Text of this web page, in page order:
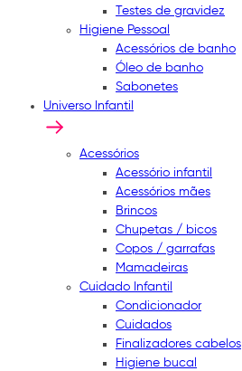
Testes de gravidez
Higiene Pessoal
Acessórios de banho
Óleo de banho
Sabonetes
Universo Infantil
Acessórios
Acessório infantil
Acessórios mães
Brincos
Chupetas / bicos
Copos / garrafas
Mamadeiras
Cuidado Infantil
Condicionador
Cuidados
Finalizadores cabelos
Higiene bucal